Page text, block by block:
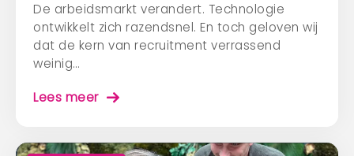
De arbeidsmarkt verandert. Technologie
ontwikkelt zich razendsnel. En toch geloven wij
dat de kern van recruitment verrassend
weinig…
Lees meer